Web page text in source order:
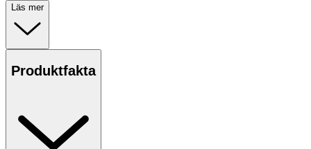
t.ex. indragen stomi, stomi i hudplanet eller ojämnheter i
huden. Plattan kan användas till alla Assura och Assura
Plus 2-dels påsar. Den kan bäras med bälte
Läs mer
Produktfakta